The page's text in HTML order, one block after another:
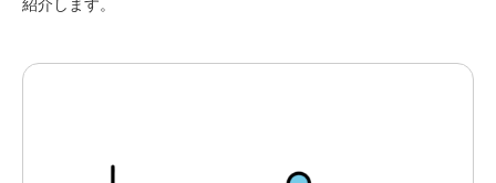
紹介します。